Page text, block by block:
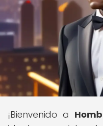
¡Bienvenido a